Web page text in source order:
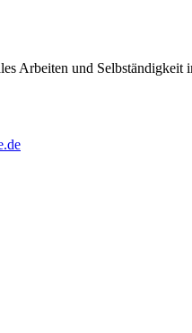
Arbeiten und Selbständigkeit